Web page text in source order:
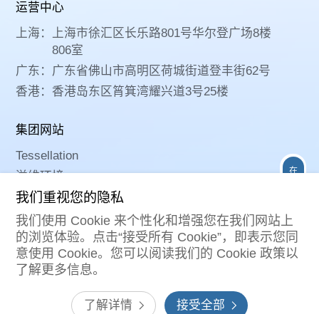
在
我们重视您的隐私
我们使用 Cookie 来个性化和增强您在我们网站上
的浏览体验。点击“接受所有 Cookie”，即表示您同
意使用 Cookie。您可以阅读我们的 Cookie 政策以
了解更多信息。
了解详情 接受全部
运营中心
上海： 上海市徐汇区长乐路801号华尔登广场8楼
806室
广东： 广东省佛山市高明区荷城街道登丰街62号
香港： 香港岛东区筲箕湾耀兴道3号25楼
集团网站
Tessellation
溢维环境
关注我们
网站地图 使用条款 隐私政策 Cookies政策